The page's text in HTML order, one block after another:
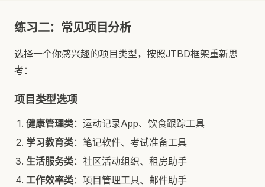
练习二：常见项目分析
选择一个你感兴趣的项目类型，按照JTBD框架重新思
考：
项目类型选项
健康管理类：运动记录App、饮食跟踪工具
学习教育类：笔记软件、考试准备工具
生活服务类：社区活动组织、租房助手
工作效率类：项目管理工具、邮件助手